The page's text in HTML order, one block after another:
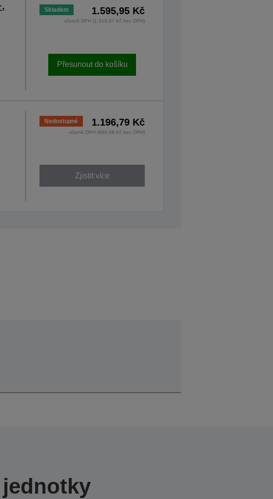
Skladem 1.595,95 Kč
včetně DPH (1.318,97 Kč bez DPH)
Přesunout do košíku
Nedostupné 1.196,79 Kč
včetně DPH (989,08 Kč bez DPH)
Zjistit více